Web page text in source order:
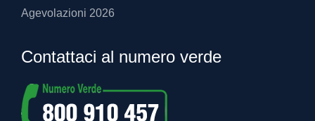
Agevolazioni 2026
Contattaci al numero verde